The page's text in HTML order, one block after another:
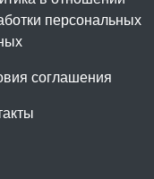
персональных
соглашения